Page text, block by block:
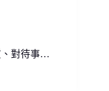
、對待事…